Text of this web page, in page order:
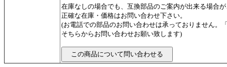
在庫なしの場合でも、互換部品のご案内が出来る場合
正確な在庫・価格はお問い合わせ下さい。
(お電話での部品のお問い合わせは承っておりません。
そちらからお問い合わせお願い致します)